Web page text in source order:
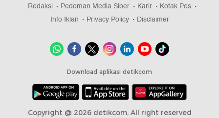
Redaksi Pedoman Media Siber Karir
Kotak Pos
Info Iklan
Privacy Policy Disclaimer
Download aplikasi detikcom
Copyright @ 2026 detikcom, All right reserved